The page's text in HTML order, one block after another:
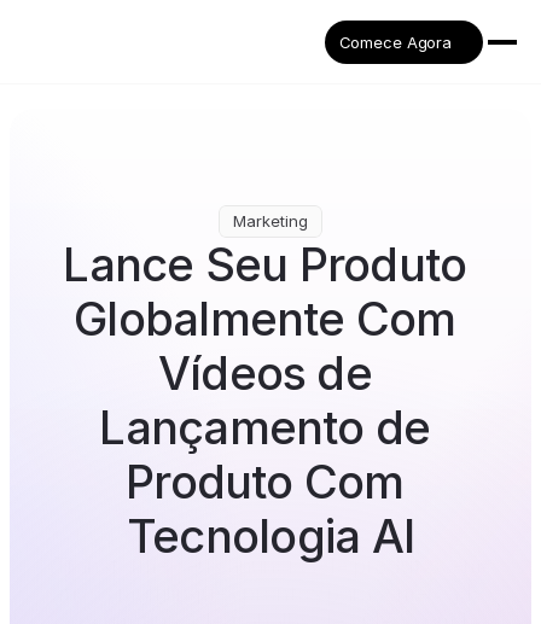
Comece Agora
Marketing
Lance Seu Produto
Globalmente Com
Vídeos de
Lançamento de
Produto Com
Tecnologia AI
Transforme seus anúncios de produtos em